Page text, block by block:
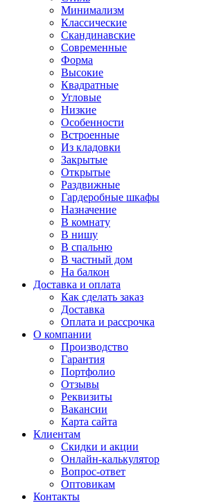
Минимализм
Классические
Скандинавские
Современные
Форма
Высокие
Квадратные
Угловые
Низкие
Особенности
Встроенные
Из кладовки
Закрытые
Открытые
Раздвижные
Гардеробные шкафы
Назначение
В комнату
В нишу
В спальню
В частный дом
На балкон
Доставка и оплата
Как сделать заказ
Доставка
Оплата и рассрочка
О компании
Производство
Гарантия
Портфолио
Отзывы
Реквизиты
Вакансии
Карта сайта
Клиентам
Скидки и акции
Онлайн-калькулятор
Вопрос-ответ
Оптовикам
Контакты